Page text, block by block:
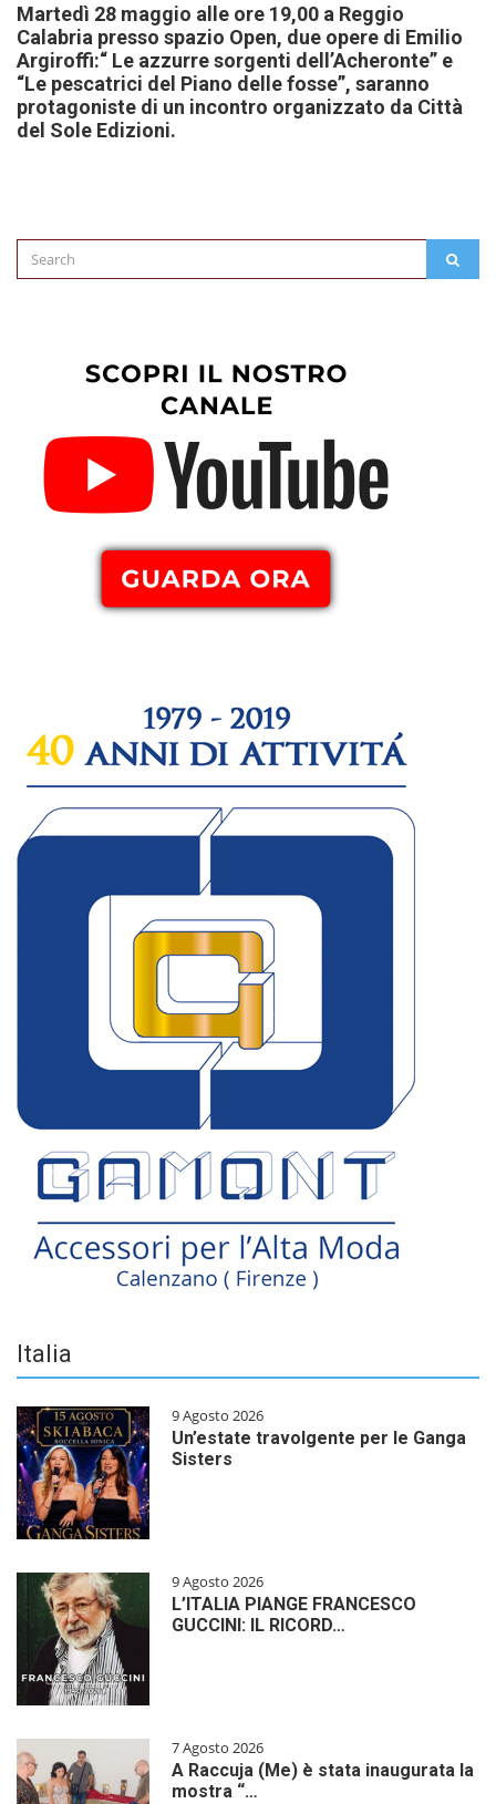
Martedì 28 maggio alle ore 19,00 a Reggio
Calabria presso spazio Open, due opere di Emilio
Argiroffi:“ Le azzurre sorgenti dell’Acheronte” e
“Le pescatrici del Piano delle fosse”, saranno
protagoniste di un incontro organizzato da Città
del Sole Edizioni.
Search
for:
Italia
9 Agosto 2026
Un’estate travolgente per le Ganga
Sisters
9 Agosto 2026
L’ITALIA PIANGE FRANCESCO
GUCCINI: IL RICORD…
7 Agosto 2026
A Raccuja (Me) è stata inaugurata la
mostra “…